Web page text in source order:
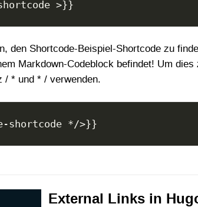
den Shortcode-Beispiel-Shortcode zu
Markdown-Codeblock befindet! Um
/ * und * / verwenden.
External Links in